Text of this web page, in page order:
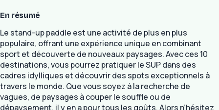
En résumé
Le stand-up paddle est une activité de plus en plus
populaire, offrant une expérience unique en combinant
sport et découverte de nouveaux paysages. Avec ces 10
destinations, vous pourrez pratiquer le SUP dans des
cadres idylliques et découvrir des spots exceptionnels à
travers le monde. Que vous soyez à la recherche de
vagues, de paysages à couper le souffle ou de
dépaysement, il y en a pour tous les goûts. Alors n’hésitez